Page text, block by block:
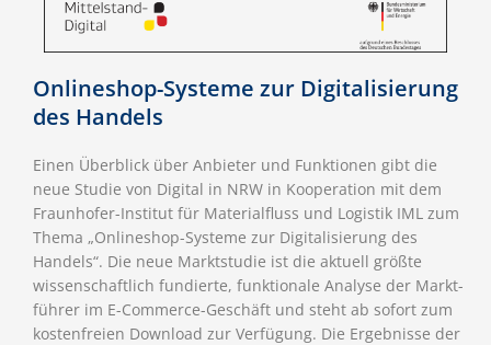
Onlineshop-Systeme zur Digitalisierung
des Handels​
Einen Überblick über Anbieter und Funk­tionen gibt die
neue Studie von Digital in NRW in Koope­ra­tion mit dem
Fraun­hofer-Institut für Mate­ri­al­fluss und Logistik IML zum
Thema „Online­shop-Systeme zur Digi­ta­li­sie­rung des
Handels“. Die neue Markt­studie ist die aktuell größte
wissen­schaft­lich fundierte, funk­tio­nale Analyse der Markt­
führer im E-Commerce-Geschäft und steht ab sofort zum
kosten­freien Download zur Verfügung. Die Ergeb­nisse der